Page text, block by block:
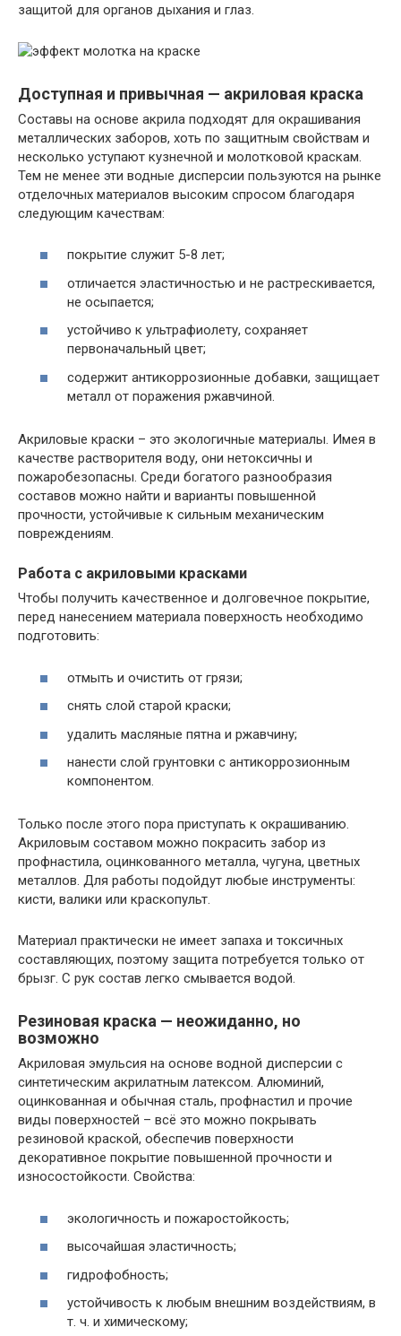
защитой для органов дыхания и глаз.
Доступная и привычная — акриловая краска
Составы на основе акрила подходят для окрашивания
металлических заборов, хоть по защитным свойствам и
несколько уступают кузнечной и молотковой краскам.
Тем не менее эти водные дисперсии пользуются на рынке
отделочных материалов высоким спросом благодаря
следующим качествам:
покрытие служит 5-8 лет;
отличается эластичностью и не растрескивается,
не осыпается;
устойчиво к ультрафиолету, сохраняет
первоначальный цвет;
содержит антикоррозионные добавки, защищает
металл от поражения ржавчиной.
Акриловые краски – это экологичные материалы. Имея в
качестве растворителя воду, они нетоксичны и
пожаробезопасны. Среди богатого разнообразия
составов можно найти и варианты повышенной
прочности, устойчивые к сильным механическим
повреждениям.
Работа с акриловыми красками
Чтобы получить качественное и долговечное покрытие,
перед нанесением материала поверхность необходимо
подготовить:
отмыть и очистить от грязи;
снять слой старой краски;
удалить масляные пятна и ржавчину;
нанести слой грунтовки с антикоррозионным
компонентом.
Только после этого пора приступать к окрашиванию.
Акриловым составом можно покрасить забор из
профнастила, оцинкованного металла, чугуна, цветных
металлов. Для работы подойдут любые инструменты:
кисти, валики или краскопульт.
Материал практически не имеет запаха и токсичных
составляющих, поэтому защита потребуется только от
брызг. С рук состав легко смывается водой.
Резиновая краска — неожиданно, но
возможно
Акриловая эмульсия на основе водной дисперсии с
синтетическим акрилатным латексом. Алюминий,
оцинкованная и обычная сталь, профнастил и прочие
виды поверхностей – всё это можно покрывать
резиновой краской, обеспечив поверхности
декоративное покрытие повышенной прочности и
износостойкости. Свойства:
экологичность и пожаростойкость;
высочайшая эластичность;
гидрофобность;
устойчивость к любым внешним воздействиям, в
т. ч. и химическому;